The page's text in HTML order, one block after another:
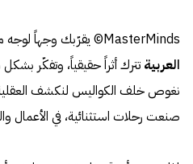
MasterMinds© يقرّبك وجهاً لوجه من
العربية تترك أثراً حقيقياً، وتفكّر
نغوص خلف الكواليس لنكشف
صنعت رحلات استثنائية، في الأعمال